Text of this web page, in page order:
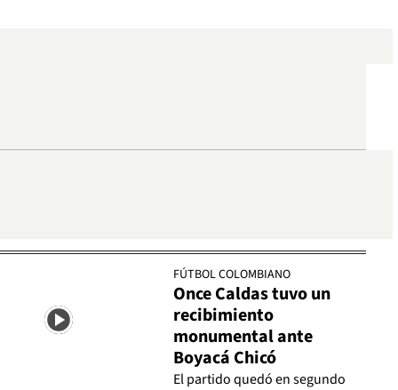
FÚTBOL COLOMBIANO
Once Caldas tuvo un
recibimiento
monumental ante
Boyacá Chicó
El partido quedó en segundo